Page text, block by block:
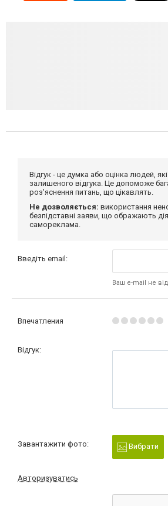
Відгук - це думка або оцінка людей,
залишеного відгука. Це допоможе
роз'яснення питань, що цікавлять.
Не дозволяється: використання
безпідставні заяви, що ображають
самореклама.
Введіть email:
Ваш e-mail не
Впечатления
Відгук:
Завантажити фото: Вибрати
Авторизуватись